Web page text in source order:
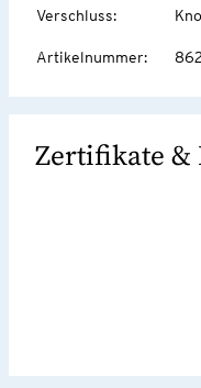
Verschluss:
Artikelnummer:
Zertifikate &